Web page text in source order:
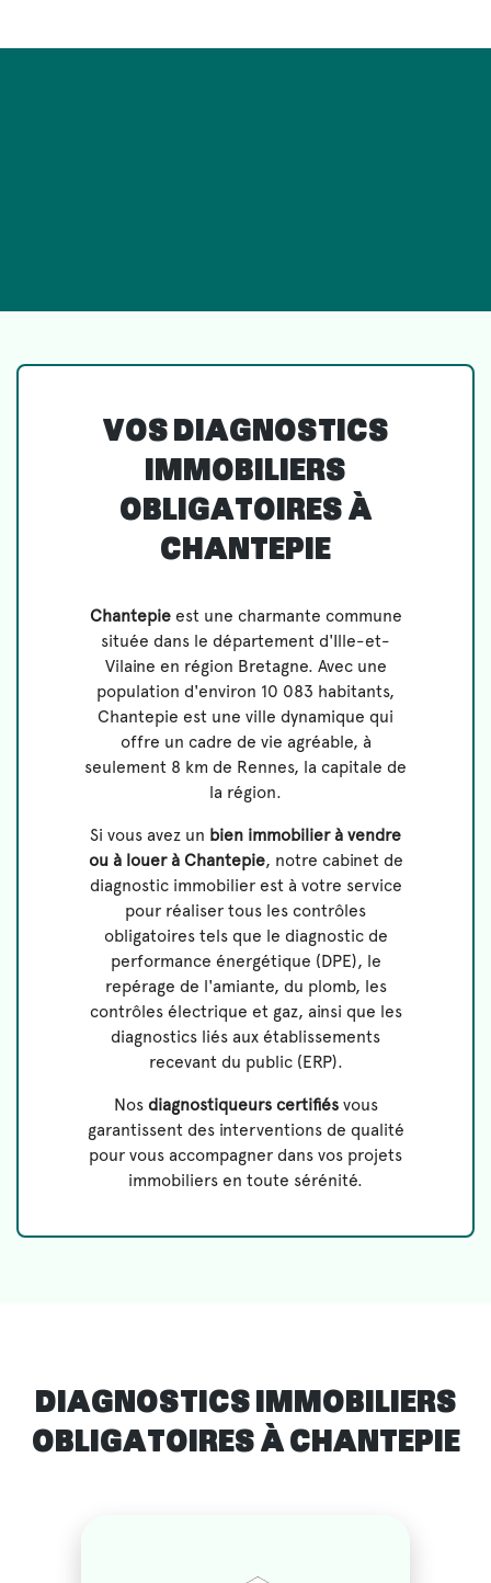
VOS DIAGNOSTICS
IMMOBILIERS
OBLIGATOIRES À
CHANTEPIE
Chantepieest une charmante commune
située dans le département d'Ille-et-
Vilaine en région Bretagne. Avec une
population d'environ 10 083 habitants,
Chantepie est une ville dynamique qui
offre un cadre de vie agréable, à
seulement 8 km de Rennes, la capitale de
la région.
Si vous avez un bien immobilier à vendre
ou à louer à Chantepie, notre cabinet de
diagnostic immobilier est à votre service
pour réaliser tous les contrôles
obligatoires tels que le diagnostic de
performance énergétique (DPE), le
repérage de l'amiante, du plomb, les
contrôles électrique et gaz, ainsi que les
diagnostics liés aux établissements
recevant du public (ERP).
Nos diagnostiqueurs certifiésvous
garantissent des interventions de qualité
pour vous accompagner dans vos projets
immobiliers en toute sérénité.
DIAGNOSTICS IMMOBILIERS
OBLIGATOIRES À CHANTEPIE